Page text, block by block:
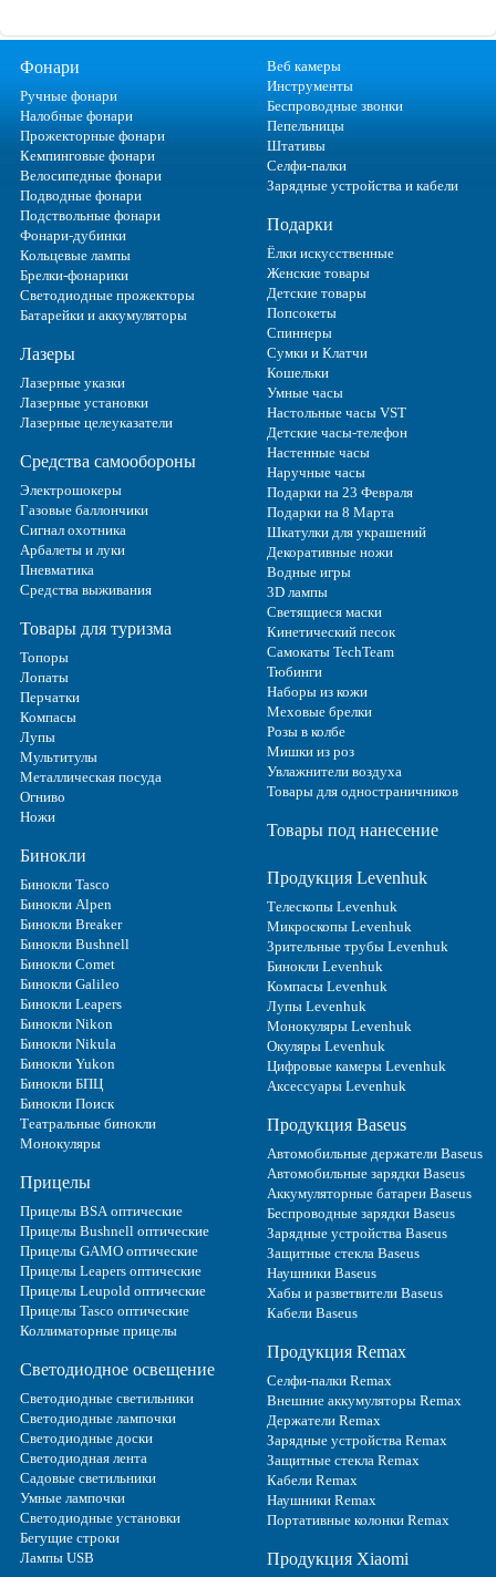
Фонари
Ручные фонари
Налобные фонари
Прожекторные фонари
Кемпинговые фонари
Велосипедные фонари
Подводные фонари
Подствольные фонари
Фонари-дубинки
Кольцевые лампы
Брелки-фонарики
Светодиодные прожекторы
Батарейки и аккумуляторы
Лазеры
Лазерные указки
Лазерные установки
Лазерные целеуказатели
Средства самообороны
Электрошокеры
Газовые баллончики
Сигнал охотника
Арбалеты и луки
Пневматика
Средства выживания
Товары для туризма
Топоры
Лопаты
Перчатки
Компасы
Лупы
Мультитулы
Металлическая посуда
Огниво
Ножи
Бинокли
Бинокли Tasco
Бинокли Alpen
Бинокли Breaker
Бинокли Bushnell
Бинокли Comet
Бинокли Galileo
Бинокли Leapers
Бинокли Nikon
Бинокли Nikula
Бинокли Yukon
Бинокли БПЦ
Бинокли Поиск
Театральные бинокли
Монокуляры
Прицелы
Прицелы BSA оптические
Прицелы Bushnell оптические
Прицелы GAMO оптические
Прицелы Leapers оптические
Прицелы Leupold оптические
Прицелы Tasco оптические
Коллиматорные прицелы
Светодиодное освещение
Светодиодные светильники
Светодиодные лампочки
Светодиодные доски
Светодиодная лента
Садовые светильники
Умные лампочки
Светодиодные установки
Бегущие строки
Лампы USB
Веб камеры
Инструменты
Беспроводные звонки
Пепельницы
Штативы
Селфи-палки
Зарядные устройства и кабели
Подарки
Ёлки искусственные
Женские товары
Детские товары
Попсокеты
Спиннеры
Сумки и Клатчи
Кошельки
Умные часы
Настольные часы VST
Детские часы-телефон
Настенные часы
Наручные часы
Подарки на 23 Февраля
Подарки на 8 Марта
Шкатулки для украшений
Декоративные ножи
Водные игры
3D лампы
Светящиеся маски
Кинетический песок
Самокаты TechTeam
Тюбинги
Наборы из кожи
Меховые брелки
Розы в колбе
Мишки из роз
Увлажнители воздуха
Товары для одностраничников
Товары под нанесение
Продукция Levenhuk
Телескопы Levenhuk
Микроскопы Levenhuk
Зрительные трубы Levenhuk
Бинокли Levenhuk
Компасы Levenhuk
Лупы Levenhuk
Монокуляры Levenhuk
Окуляры Levenhuk
Цифровые камеры Levenhuk
Аксессуары Levenhuk
Продукция Baseus
Автомобильные держатели Baseus
Автомобильные зарядки Baseus
Аккумуляторные батареи Baseus
Беспроводные зарядки Baseus
Зарядные устройства Baseus
Защитные стекла Baseus
Наушники Baseus
Хабы и разветвители Baseus
Кабели Baseus
Продукция Remax
Селфи-палки Remax
Внешние аккумуляторы Remax
Держатели Remax
Зарядные устройства Remax
Защитные стекла Remax
Кабели Remax
Наушники Remax
Портативные колонки Remax
Продукция Xiaomi